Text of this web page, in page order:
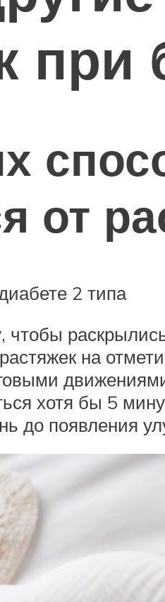
при
от
2 типа
чтобы
на
хотя бы 5
до появления